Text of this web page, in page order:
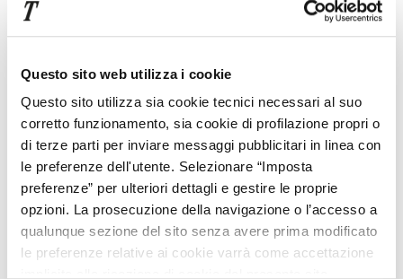
Questo sito web utilizza i cookie
Questo sito utilizza sia cookie tecnici necessari al suo
corretto funzionamento, sia cookie di profilazione propri o
di terze parti per inviare messaggi pubblicitari in linea con
le preferenze dell'utente. Selezionare “Imposta
preferenze” per ulteriori dettagli e gestire le proprie
opzioni. La prosecuzione della navigazione o l’accesso a
qualunque sezione del sito senza avere prima modificato
le preferenze relative ai cookie varrà come accettazione
La grande diffusione della coupé, comunque, si può
riscontrare attorno aglianni ’50grazie allo sviluppo di
lecoupé sportive.
Le prime si distinguono per una marcatasportività,
senza però rinunciare al
derivante da una
seconda fila di sedili
(seppur non molto spaziosi) e da un
bagagliaio piuttosto capiente.
Le seconde, invece, vantano come peculiarità principale
le alte prestazioni , mentre l’usabilità quotidiana viene
considerata in misura minore.